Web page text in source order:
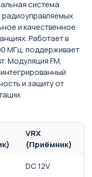
система
и качественное
Работает в
МГц, поддерживает
Модуляция FM,
и защиту от
VRX
(Приёмник)
DC 12V